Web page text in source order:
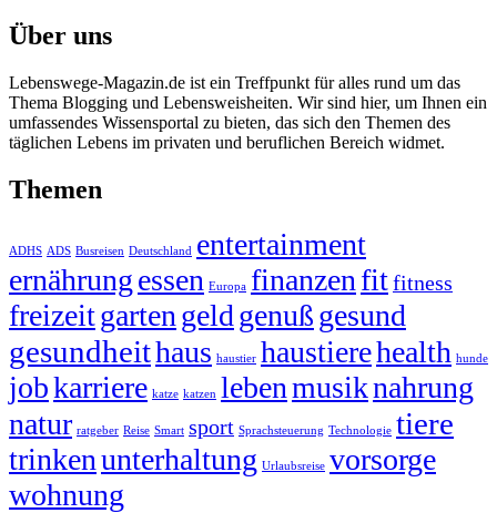
Über uns
Lebenswege-Magazin.de ist ein Treffpunkt für alles rund um das
Thema Blogging und Lebensweisheiten. Wir sind hier, um Ihnen ein
umfassendes Wissensportal zu bieten, das sich den Themen des
täglichen Lebens im privaten und beruflichen Bereich widmet.
Themen
ADHS ADS Busreisen Deutschland
entertainment
ernährungessen Europa finanzen fitfitness
freizeitgarten geld genußgesund
gesundheithaus haustier haustierehealth hunde
jobkarriere katze katzen lebenmusiknahrung
natur ratgeber Reise Smart sport Sprachsteuerung Technologie tiere
trinkenunterhaltung Urlaubsreise vorsorge
wohnung